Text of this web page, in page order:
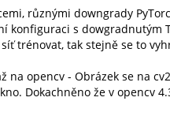
různými downgrady
konfiguraci s
trénovat, tak stejně se to
na opencv - Obrázek se na
Dokachněno že v opencv